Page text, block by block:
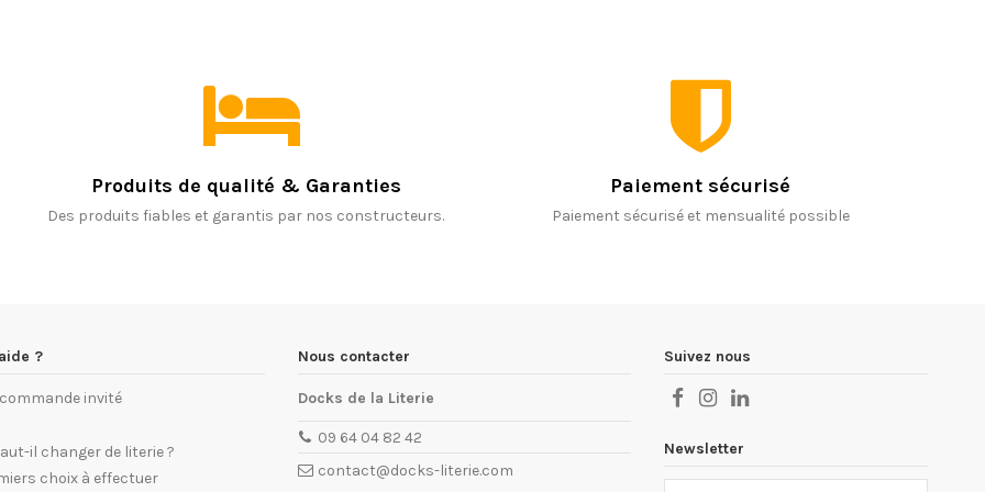
Produits de qualité & Garanties
Des produits fiables et garantis par nos constructeurs.
Paiement sécurisé
Paiement sécurisé et mensualité possible
?
invité
il changer de literie ?
choix à effectuer
Nous contacter
Docks de la Literie
09 64 04 82 42
contact@docks-literie.com
Suivez nous
Newsletter